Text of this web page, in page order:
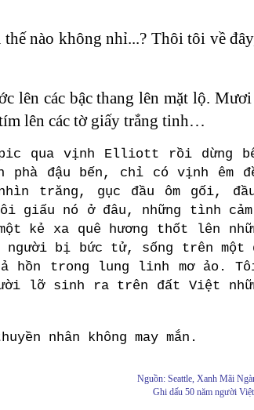
nào không nhỉ...? Thôi tôi về
lên các bậc thang lên mặt lộ. Mươi
lên các tờ giấy trắng tinh…
qua vịnh Elliott rồi dừng
phà đậu bến, chỉ có vịnh êm
trăng, gục đầu ôm gối,
giấu nó ở đâu, những tình
kẻ xa quê hương thốt lên
người bị bức tử, sống trên một
hồn trong lung linh mơ ảo.
lỡ sinh ra trên đất Việt
nhân không may mắn.
Nguồn: Seattle, Xanh Mãi
Ghi dấu 50 năm người